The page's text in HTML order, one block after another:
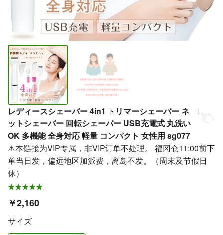
レディースシェーバー 4in1 トリマーシェーバー ネ
ットシェーバー 回転シェーバー USB充電式 丸洗い
OK 多機能 全身対応 軽量 コンパクト 女性用 sg077
⚠️本链接为VIP专属，非VIP订单不处理。 福冈仓11:00前下
单当日发，偏远地区加派费，离岛不发。（周末及节假日
休）
￥2,160
サイズ